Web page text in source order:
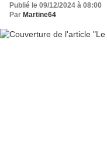
Publié le 09/12/2024 à 08:00
Par Martine64